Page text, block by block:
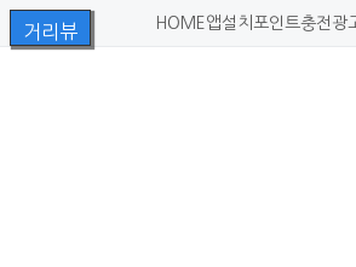
HOME 앱설치 포인트충전 광